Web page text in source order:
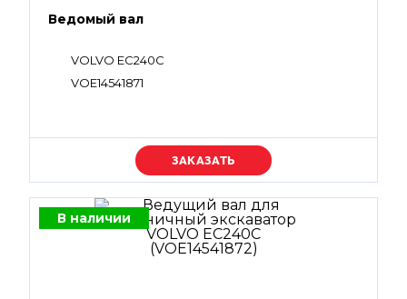
Ведомый вал
VOLVO EC240C
VOE14541871
Уточняйте цену
В наличии